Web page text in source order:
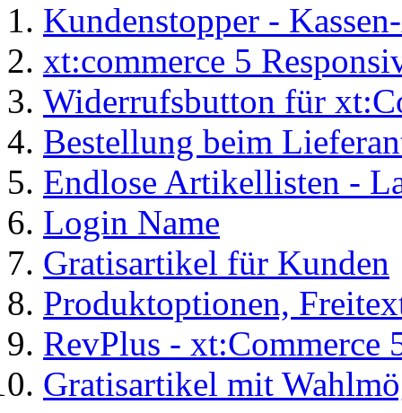
Kundenstopper -
xt:commerce 5
Widerrufsbutton für
Bestellung beim
Endlose Artikellisten -
Login Name
Gratisartikel für Kunden
Produktoptionen,
RevPlus - xt:Commerce
Gratisartikel mit